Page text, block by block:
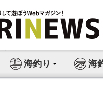
海釣り 海